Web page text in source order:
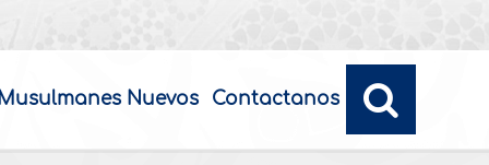
Nuevos Contactanos